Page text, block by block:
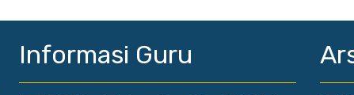
Informasi Guru